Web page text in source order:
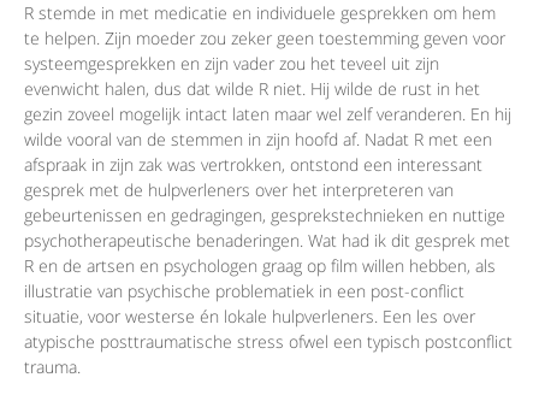
R stemde in met medicatie en individuele gesprekken om hem
te helpen. Zijn moeder zou zeker geen toestemming geven voor
systeemgesprekken en zijn vader zou het teveel uit zijn
evenwicht halen, dus dat wilde R niet. Hij wilde de rust in het
gezin zoveel mogelijk intact laten maar wel zelf veranderen. En hij
wilde vooral van de stemmen in zijn hoofd af. Nadat R met een
afspraak in zijn zak was vertrokken, ontstond een interessant
gesprek met de hulpverleners over het interpreteren van
gebeurtenissen en gedragingen, gesprekstechnieken en nuttige
psychotherapeutische benaderingen. Wat had ik dit gesprek met
R en de artsen en psychologen graag op film willen hebben, als
illustratie van psychische problematiek in een post-conflict
situatie, voor westerse én lokale hulpverleners. Een les over
atypische posttraumatische stress ofwel een typisch postconflict
trauma.